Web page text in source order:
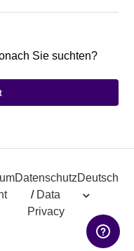
Sie suchten?
Datenschutz
/ Data
Privacy
Deutsch